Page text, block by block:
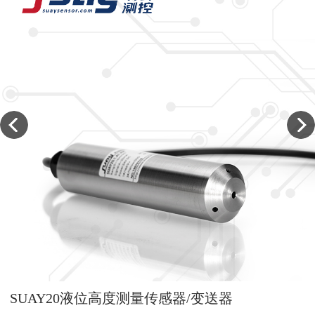
SUAY20液位高度测量传感器/变送器